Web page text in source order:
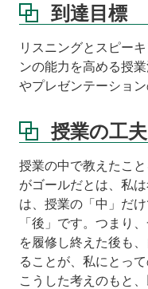
到達目標
リスニングとスピー
ンの能力を高める授
やプレゼンテーショ
授業の工夫
授業の中で教えたこ
がゴールだとは、私
は、授業の「中」だ
「後」です。つまり
を履修し終えた後も
ることが、私にとって
こうした考えのもと